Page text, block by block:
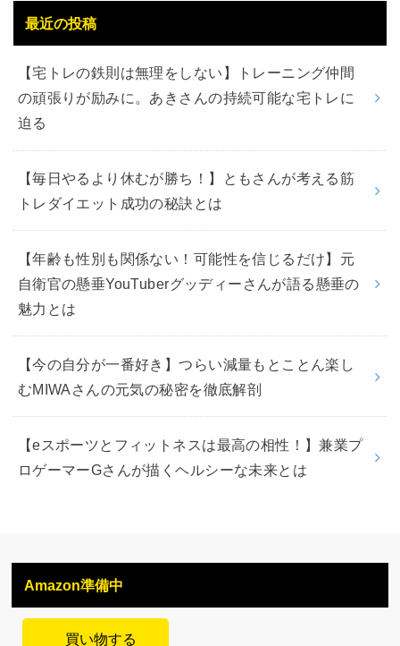
最近の投稿
【宅トレの鉄則は無理をしない】トレーニング仲間
の頑張りが励みに。あきさんの持続可能な宅トレに
迫る
【毎日やるより休むが勝ち！】ともさんが考える筋
トレダイエット成功の秘訣とは
【年齢も性別も関係ない！可能性を信じるだけ】元
自衛官の懸垂YouTuberグッディーさんが語る懸垂の
魅力とは
【今の自分が一番好き】つらい減量もとことん楽し
むMIWAさんの元気の秘密を徹底解剖
【eスポーツとフィットネスは最高の相性！】兼業プ
ロゲーマーGさんが描くヘルシーな未来とは
Amazon準備中
買い物する